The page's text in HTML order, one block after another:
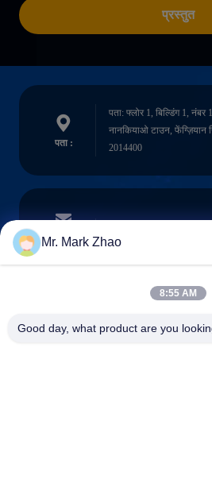
प्रस्तुत
पता :
पता: फ्लोर 1, बिल्डिंग 1, नंबर
नानकियाओ टाउन, फेंग्ज़ियान
2014400
ईमेल
फ़ोन :
Mr. Mark Zhao
8:55 AM
Good day, what product are you